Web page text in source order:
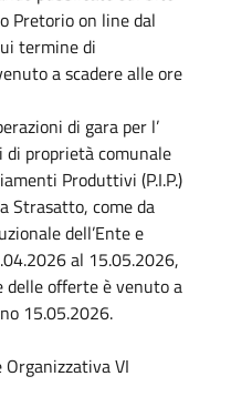
Pretorio on line dal
termine di
a scadere alle ore
di gara per l’
di proprietà comunale
Produttivi (P.I.P.)
Strasatto, come da
dell’Ente e
al 15.05.2026,
offerte è venuto a
15.05.2026.
Organizzativa VI